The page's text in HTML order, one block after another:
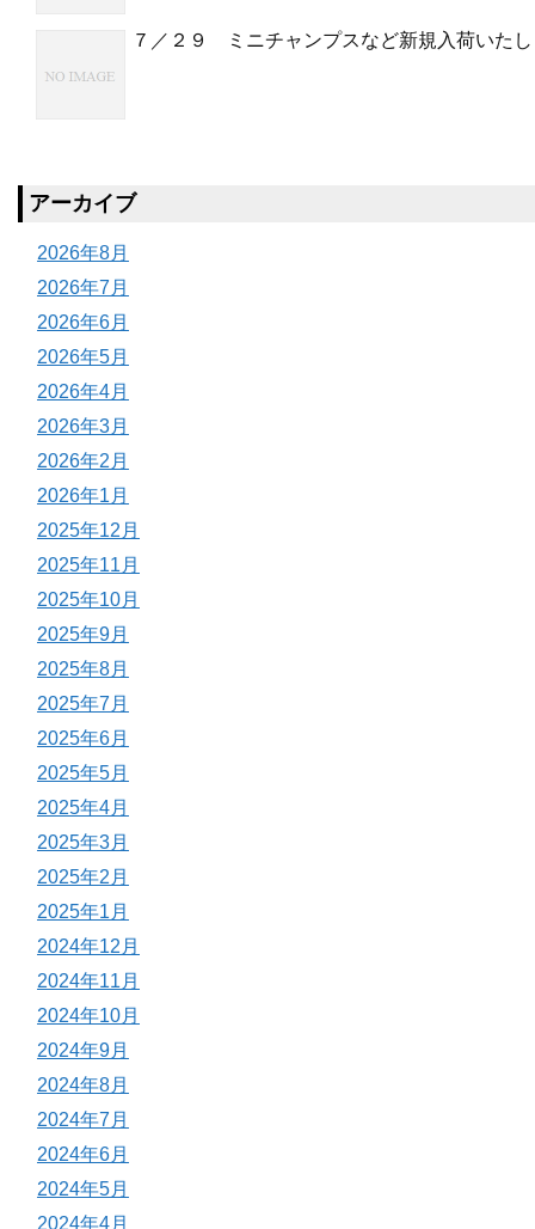
７／２９ ミニチャンプスなど新規入荷いた
アーカイブ
2026年8月
2026年7月
2026年6月
2026年5月
2026年4月
2026年3月
2026年2月
2026年1月
2025年12月
2025年11月
2025年10月
2025年9月
2025年8月
2025年7月
2025年6月
2025年5月
2025年4月
2025年3月
2025年2月
2025年1月
2024年12月
2024年11月
2024年10月
2024年9月
2024年8月
2024年7月
2024年6月
2024年5月
2024年4月